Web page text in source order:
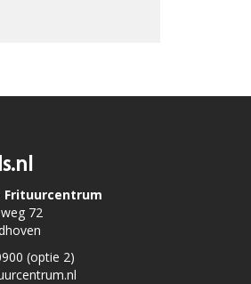
Frituurcentrum
72
(optie 2)